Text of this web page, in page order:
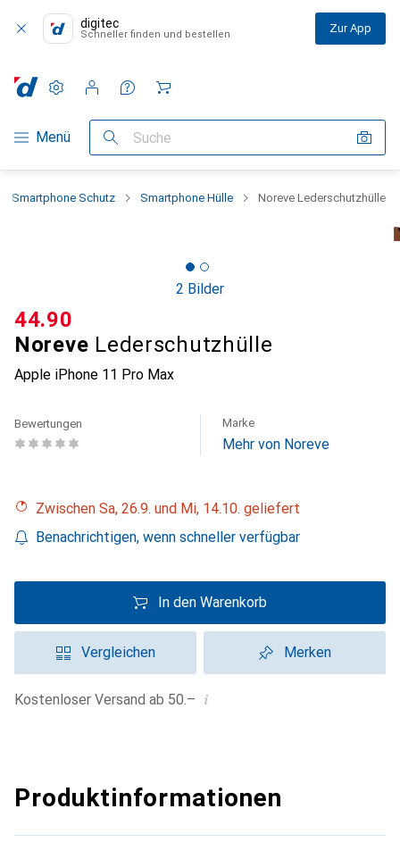
digitec
Schneller finden und bestellen Zur App
Navigation nach Kategorien
Menü Suche
Einstellungen
Kundenkonto
Vergleichslisten
Merklisten
Warenkorb
Smartphone Schutz Smartphone Hülle Noreve Lederschutzhülle
2 Bilder
Noreve Lederschutzhülle
Apple iPhone 11 Pro Max
CHF
44.90
Bewertungen Marke
Mehr von Noreve
Zwischen Sa, 26.9. und Mi, 14.10. geliefert
Benachrichtigen, wenn schneller verfügbar
In den Warenkorb
Vergleichen Merken
Kostenloser Versand ab 50.– i
Produktinformationen